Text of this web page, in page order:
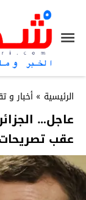
الرئيسية » أخبار و
عاجل…
عقب